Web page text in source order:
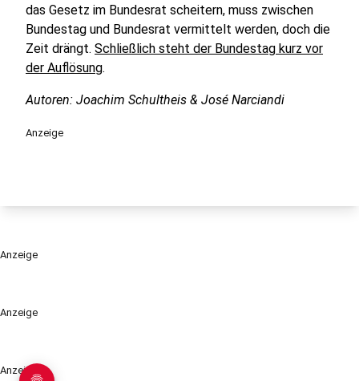
Anzeige
Anzeige
das Gesetz im Bundesrat scheitern, muss zwischen
Bundestag und Bundesrat vermittelt werden, doch die
Zeit drängt. Schließlich steht der Bundestag kurz vor
der Auflösung.
Autoren: Joachim Schultheis & José Narciandi
Anzeige
Anzeige